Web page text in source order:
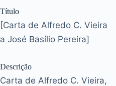
Título
[Carta de Alfredo C. Vieira
a José Basílio Pereira]
Descrição
Carta de Alfredo C. Vieira,